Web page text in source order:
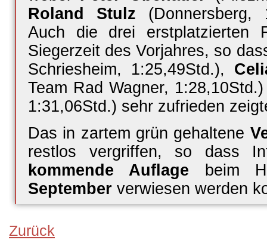
Roland Stulz (Donnersberg,
Auch die drei erstplatzierten
Siegerzeit des Vorjahres, so
Schriesheim, 1:25,49Std.),
Team Rad Wagner,
1:31,06Std.) sehr zufrieden
Das in zartem grün gehaltene
restlos vergriffen, so dass
kommende Auflage beim
September verwiesen werden
Zurück